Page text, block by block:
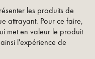
les produits de
attrayant. Pour ce faire,
met en valeur le produit
l'expérience de